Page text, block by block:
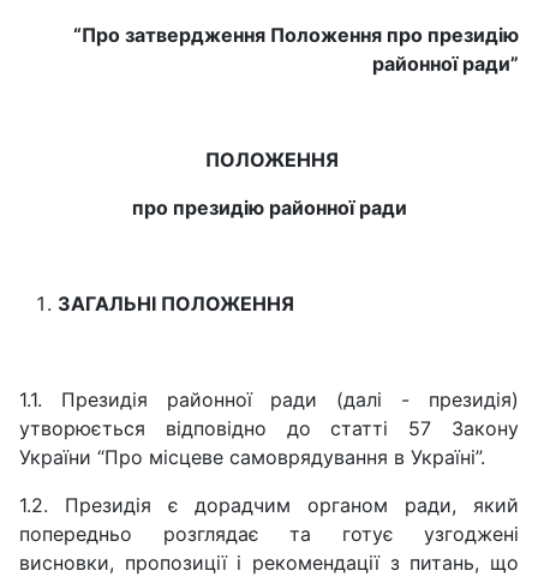
“Про затвердження Положення про президію
районної ради”
ПОЛОЖЕННЯ
про президію районної ради
ЗАГАЛЬНІ ПОЛОЖЕННЯ
1.1. Президія районної ради (далі - президія)
утворюється відповідно до статті 57 Закону
України “Про місцеве самоврядування в Україні”.
1.2. Президія є дорадчим органом ради, який
попередньо розглядає та готує узгоджені
висновки, пропозиції і рекомендації з питань, що